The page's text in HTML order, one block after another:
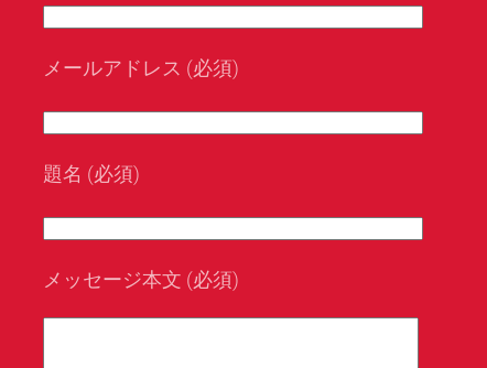
メールアドレス (必須)
題名 (必須)
メッセージ本文 (必須)